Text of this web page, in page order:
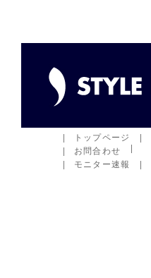
トップページ
お問合わせ
モニター速報